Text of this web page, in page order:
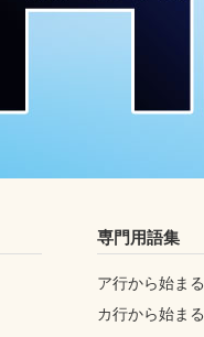
専門用語集
ア行から始ま
カ行から始ま